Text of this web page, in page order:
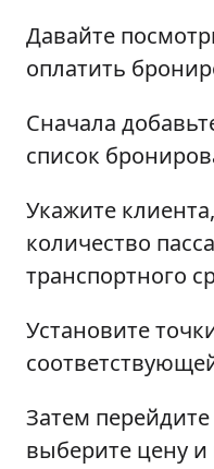
Давайте
оплатить
Сначала
список
Укажите
количество
транспортного
Установите
Затем
выберите цену